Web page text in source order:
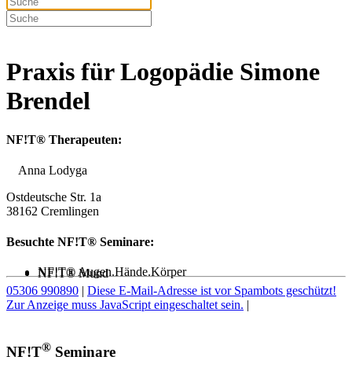
Praxis für Logopädie Simone
Brendel
NF!T® Therapeuten:
Anna Lodyga
Ostdeutsche Str. 1a
38162 Cremlingen
Besuchte NF!T® Seminare:
NF!T® Mund
NF!T® Augen.Hände.Körper
05306 990890 | Diese E-Mail-Adresse ist vor Spambots geschützt!
Zur Anzeige muss JavaScript eingeschaltet sein. |
NF!T® Seminare